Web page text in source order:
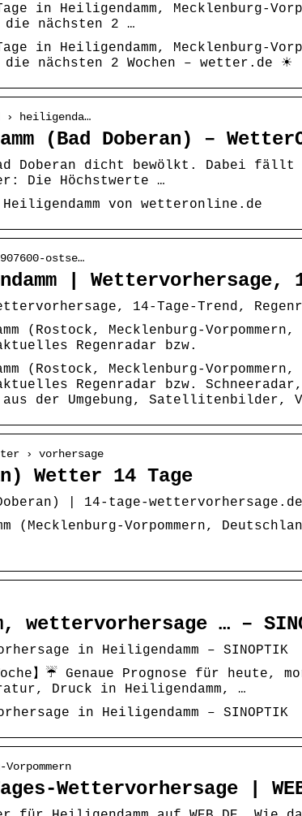
in Heiligendamm, Mecklenburg-
nächsten 2 …
in Heiligendamm, Mecklenburg-
nächsten 2 Wochen – wetter.de ☀
› heiligenda…
(Bad Doberan) –
Doberan dicht bewölkt. Dabei fällt
Die Höchstwerte …
von wetteronline.de
ostse…
| Wettervorhersage,
14-Tage-Trend,
(Rostock, Mecklenburg-
Regenradar bzw.
(Rostock, Mecklenburg-
Regenradar bzw.
der Umgebung, Satellitenbilder,
› vorhersage
Wetter 14 Tage
| 14-tage-wettervorhersage.de
(Mecklenburg-Vorpommern,
wettervorhersage … –
in Heiligendamm – SINOPTIK
】☔ Genaue Prognose für heute,
Druck in Heiligendamm, …
in Heiligendamm – SINOPTIK
Wettervorhersage |